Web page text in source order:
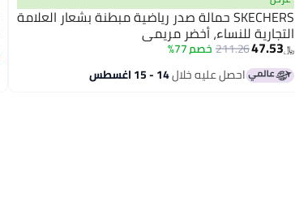
SKECHERS حمالة صدر رياضية مبطنة بشعار العلامة
التجارية للنساء، أخضر مريمي
﷼‏47.53
211.26خصم 77%
احصل عليه خلال14 - 15 اغسطس